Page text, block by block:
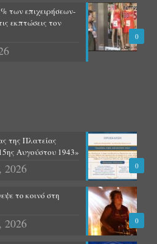
0
των επιχειρήσεων-
εκπτώσεις τον
0
της Πλατείας
Αυγούστου 1943»
2026
0
το κοινό στη
2026